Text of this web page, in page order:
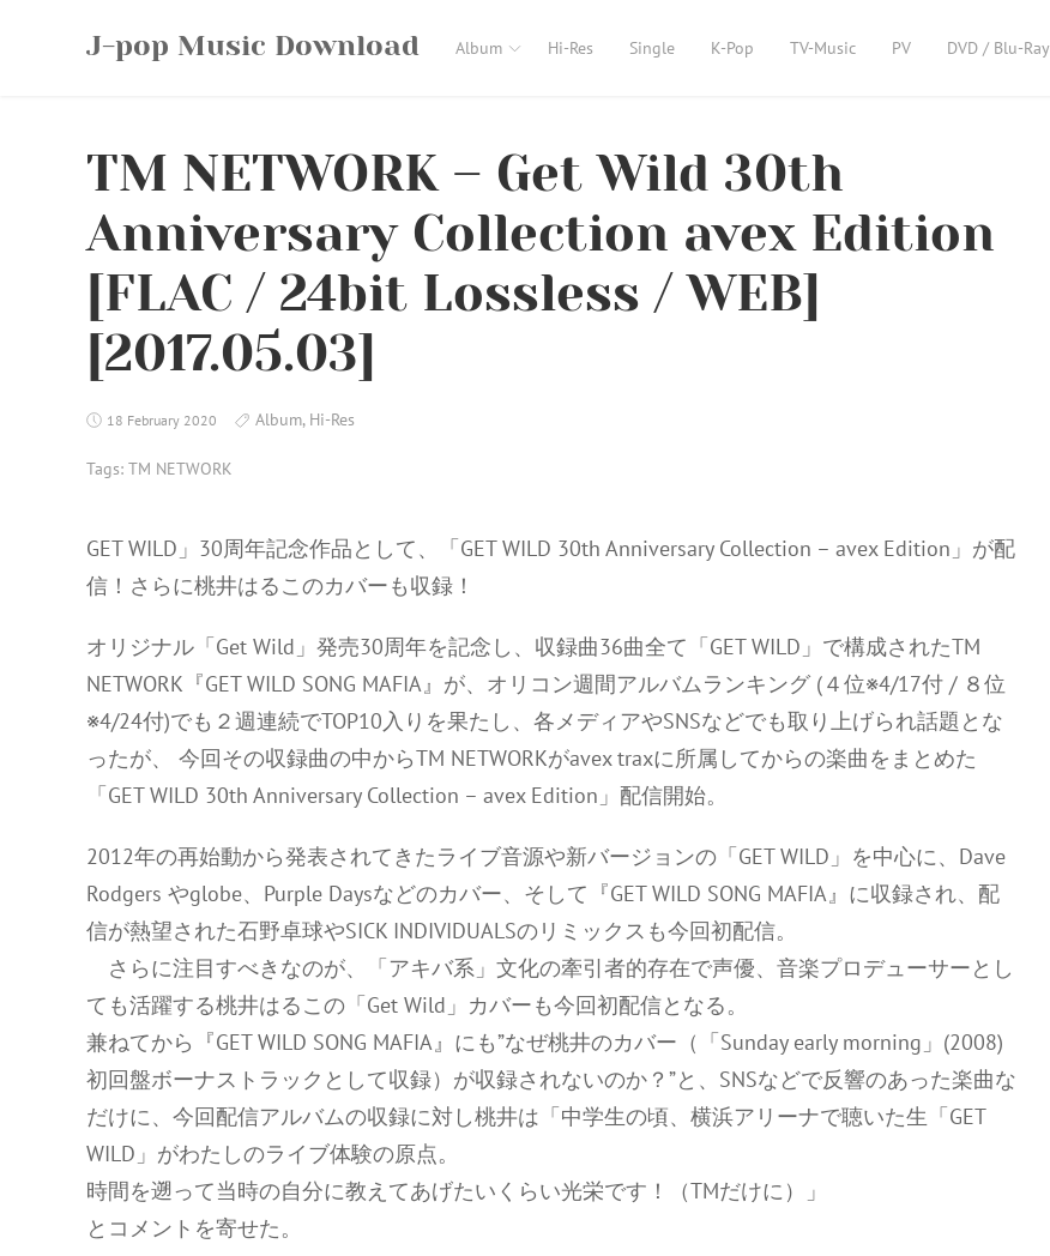
J-pop Music Download Album Hi-Res Single K-Pop TV-Music PV DVD / Blu-Ray
TM NETWORK – Get Wild 30th
Anniversary Collection avex Edition
[FLAC / 24bit Lossless / WEB]
[2017.05.03]
18 February 2020 Album, Hi-Res
Tags: TM NETWORK
GET WILD」30周年記念作品として、「GET WILD 30th Anniversary Collection – avex Edition」が配
信！さらに桃井はるこのカバーも収録！
オリジナル「Get Wild」発売30周年を記念し、収録曲36曲全て「GET WILD」で構成されたTM
NETWORK『GET WILD SONG MAFIA』が、オリコン週間アルバムランキング (４位※4/17付 / ８位
※4/24付)でも２週連続でTOP10入りを果たし、各メディアやSNSなどでも取り上げられ話題とな
ったが、 今回その収録曲の中からTM NETWORKがavex traxに所属してからの楽曲をまとめた
「GET WILD 30th Anniversary Collection – avex Edition」配信開始。
2012年の再始動から発表されてきたライブ音源や新バージョンの「GET WILD」を中心に、Dave
Rodgers やglobe、Purple Daysなどのカバー、そして『GET WILD SONG MAFIA』に収録され、配
信が熱望された石野卓球やSICK INDIVIDUALSのリミックスも今回初配信。
さらに注目すべきなのが、「アキバ系」文化の牽引者的存在で声優、音楽プロデューサーとし
ても活躍する桃井はるこの「Get Wild」カバーも今回初配信となる。
兼ねてから『GET WILD SONG MAFIA』にも”なぜ桃井のカバー（「Sunday early morning」(2008)
初回盤ボーナストラックとして収録）が収録されないのか？”と、SNSなどで反響のあった楽曲な
だけに、今回配信アルバムの収録に対し桃井は「中学生の頃、横浜アリーナで聴いた生「GET
WILD」がわたしのライブ体験の原点。
時間を遡って当時の自分に教えてあげたいくらい光栄です！（TMだけに）」
とコメントを寄せた。